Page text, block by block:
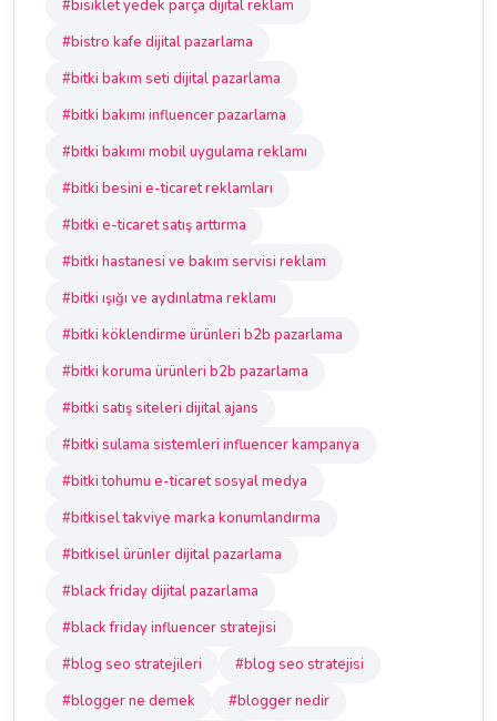
#bisiklet yedek parça dijital reklam
#bistro kafe dijital pazarlama
#bitki bakım seti dijital pazarlama
#bitki bakımı influencer pazarlama
#bitki bakımı mobil uygulama reklamı
#bitki besini e-ticaret reklamları
#bitki e-ticaret satış arttırma
#bitki hastanesi ve bakım servisi reklam
#bitki ışığı ve aydınlatma reklamı
#bitki köklendirme ürünleri b2b pazarlama
#bitki koruma ürünleri b2b pazarlama
#bitki satış siteleri dijital ajans
#bitki sulama sistemleri influencer kampanya
#bitki tohumu e-ticaret sosyal medya
#bitkisel takviye marka konumlandırma
#bitkisel ürünler dijital pazarlama
#black friday dijital pazarlama
#black friday influencer stratejisi
#blog seo stratejileri
#blog seo stratejisi
#blogger ne demek
#blogger nedir